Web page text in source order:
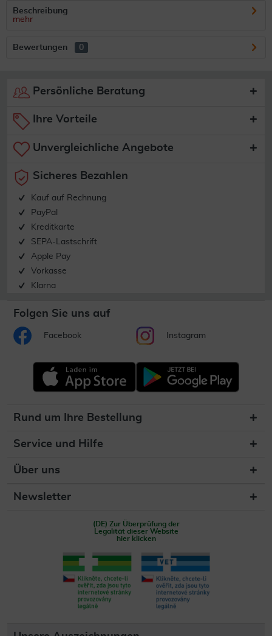
Beschreibung
mehr
Bewertungen 0
Persönliche Beratung
Ihre Vorteile
Unvergleichliche Angebote
Sicheres Bezahlen
Kauf auf Rechnung
PayPal
Kreditkarte
SEPA-Lastschrift
Apple Pay
Vorkasse
Klarna
Folgen Sie uns auf
Facebook Instagram
Rund um Ihre Bestellung
Service und Hilfe
Über uns
Newsletter
(DE) Zur Überprüfung der
Legalität dieser Website
hier klicken